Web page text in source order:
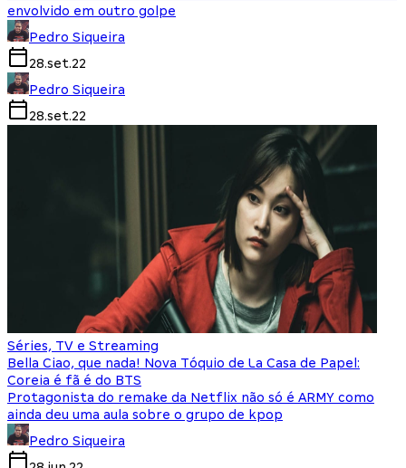
envolvido em outro golpe
Pedro Siqueira
28.set.22
Pedro Siqueira
28.set.22
Séries, TV e Streaming
Bella Ciao, que nada! Nova Tóquio de La Casa de Papel:
Coreia é fã é do BTS
Protagonista do remake da Netflix não só é ARMY como
ainda deu uma aula sobre o grupo de kpop
Pedro Siqueira